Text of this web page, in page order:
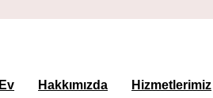
Ev Hakkımızda Hizmetlerimiz